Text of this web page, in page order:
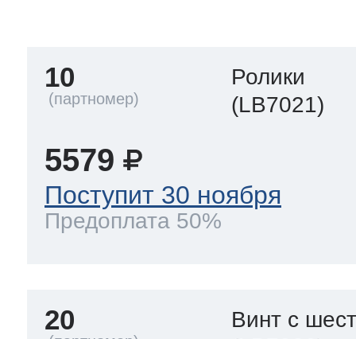
морозилок
холод.камер
10
Ролики
(LB7021)
5579
Поступит 30 ноября
Предоплата 50%
20
Винт с